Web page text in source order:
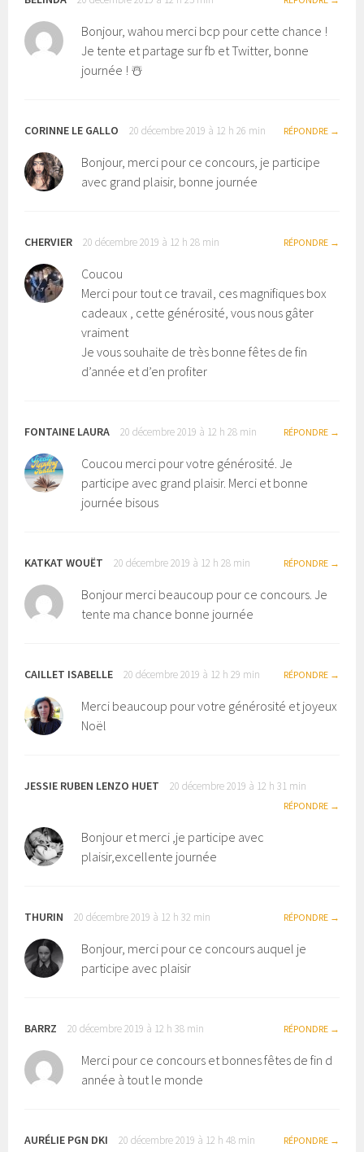
Bonjour, wahou merci bcp pour cette chance !
Je tente et partage sur fb et Twitter, bonne
journée ! ☃️
CORINNE LE GALLO 20 décembre 2019 à 12 h 26 min RÉPONDRE
Bonjour, merci pour ce concours, je participe
avec grand plaisir, bonne journée
CHERVIER 20 décembre 2019 à 12 h 28 min RÉPONDRE
Coucou
Merci pour tout ce travail, ces magnifiques box
cadeaux , cette générosité, vous nous gâter
vraiment
Je vous souhaite de très bonne fêtes de fin
d’année et d’en profiter
FONTAINE LAURA 20 décembre 2019 à 12 h 28 min RÉPONDRE
Coucou merci pour votre générosité. Je
participe avec grand plaisir. Merci et bonne
journée bisous
KATKAT WOUËT 20 décembre 2019 à 12 h 28 min RÉPONDRE
Bonjour merci beaucoup pour ce concours. Je
tente ma chance bonne journée
CAILLET ISABELLE 20 décembre 2019 à 12 h 29 min RÉPONDRE
Merci beaucoup pour votre générosité et joyeux
Noël
JESSIE RUBEN LENZO HUET 20 décembre 2019 à 12 h 31 min
RÉPONDRE
Bonjour et merci ,je participe avec
plaisir,excellente journée
THURIN 20 décembre 2019 à 12 h 32 min RÉPONDRE
Bonjour, merci pour ce concours auquel je
participe avec plaisir
BARRZ 20 décembre 2019 à 12 h 38 min RÉPONDRE
Merci pour ce concours et bonnes fêtes de fin d
année à tout le monde
AURÉLIE PGN DKI 20 décembre 2019 à 12 h 48 min RÉPONDRE